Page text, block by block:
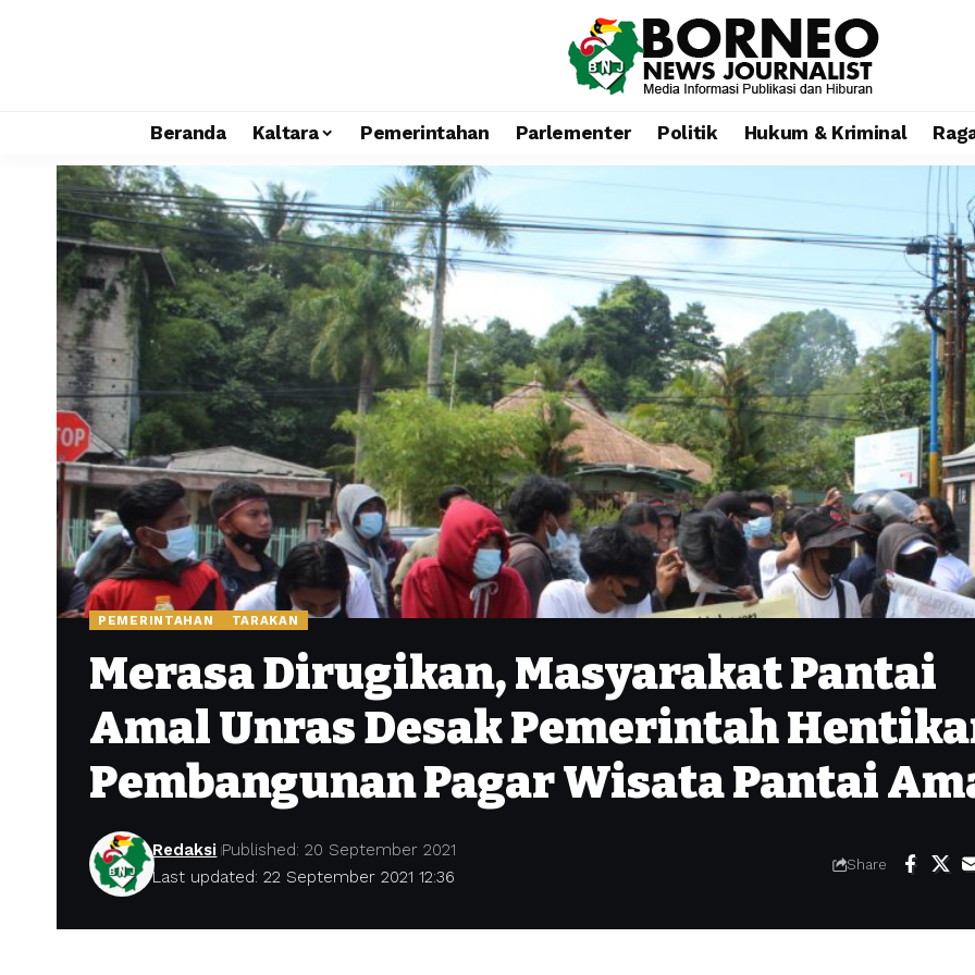
Beranda Kaltara Pemerintahan Parlementer Politik Hukum & Kriminal
PEMERINTAHAN TARAKAN
Merasa Dirugikan, Masyarakat Pantai
Amal Unras Desak Pemerintah
Pembangunan Pagar Wisata Pantai
Last updated: 22 September 2021 12:36
Redaksi Published: 20 September 2021
Share